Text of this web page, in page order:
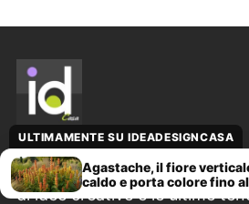
Scopri su ideadesigncasa.org
di idee creative e le ultime
ULTIMAMENTE SU IDEADESIGNCASA
Agastache, il fiore
caldo e porta colore fino